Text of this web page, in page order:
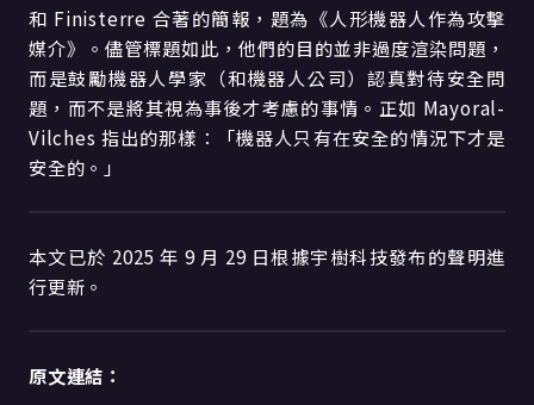
和 Finisterre 合著的簡報，題為《人形機器人作為攻擊
媒介》。儘管標題如此，他們的目的並非過度渲染問題，
而是鼓勵機器人學家（和機器人公司）認真對待安全問
題，而不是將其視為事後才考慮的事情。正如 Mayoral-
Vilches 指出的那樣：「機器人只有在安全的情況下才是
安全的。」
本文已於 2025 年 9 月 29 日根據宇樹科技發布的聲明進
行更新。
原文連結：